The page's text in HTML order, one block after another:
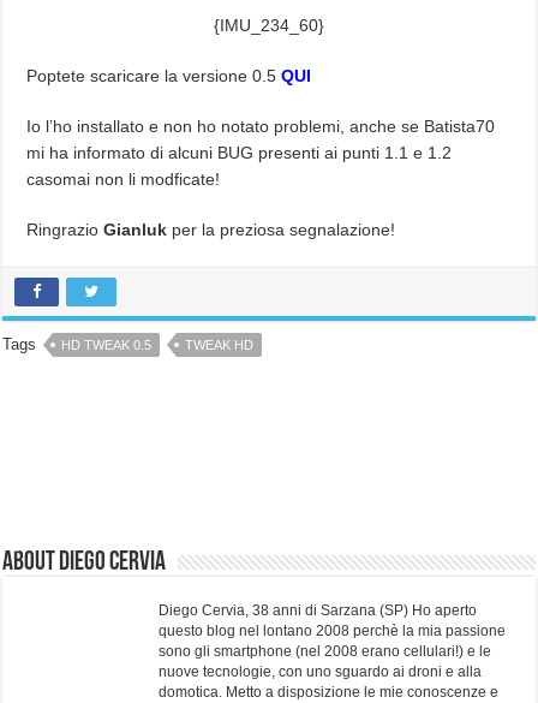
{IMU_234_60}
Poptete scaricare la versione 0.5 QUI
Io l’ho installato e non ho notato problemi, anche se Batista70
mi ha informato di alcuni BUG presenti ai punti 1.1 e 1.2
casomai non li modficate!
RingrazioGianluk per la preziosa segnalazione!
Tags HD TWEAK 0.5 TWEAK HD
About Diego Cervia
Diego Cervia, 38 anni di Sarzana (SP) Ho aperto
questo blog nel lontano 2008 perchè la mia passione
sono gli smartphone (nel 2008 erano cellulari!) e le
nuove tecnologie, con uno sguardo ai droni e alla
domotica. Metto a disposizione le mie conoscenze e